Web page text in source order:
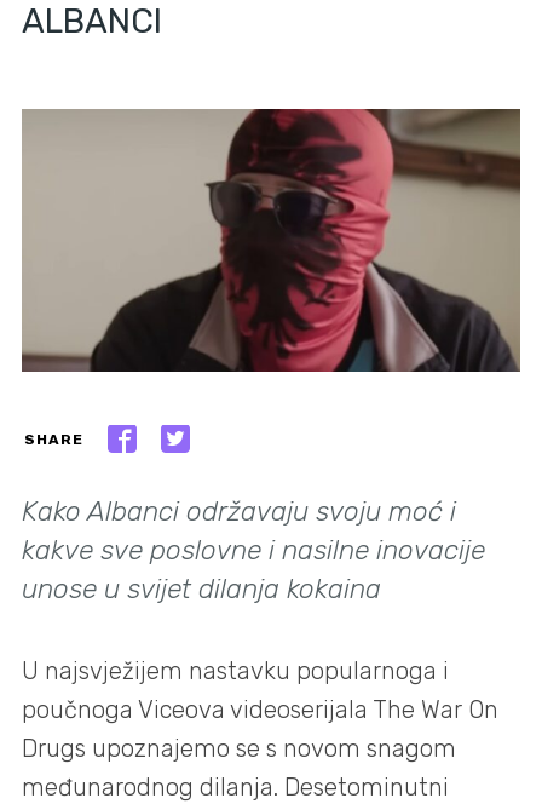
ALBANCI
SHARE
Kako Albanci održavaju svoju moć i
kakve sve poslovne i nasilne inovacije
unose u svijet dilanja kokaina
U najsvježijem nastavku popularnoga i
poučnoga Viceova videoserijala The War On
Drugs upoznajemo se s novom snagom
međunarodnog dilanja. Desetominutni